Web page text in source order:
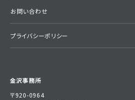
金沢事務所
〒920-0964
お問い合わせ
プライバシーポリシー